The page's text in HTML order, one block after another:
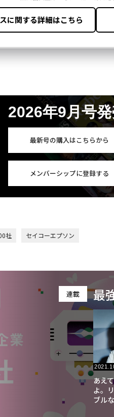
2026年9月号
最新号の購入はこちらから
メンバーシップに登録する
社 セイコーエプソン
連載 最
あえ
よ。
ブル